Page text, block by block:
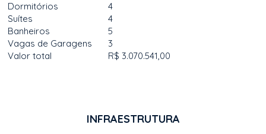
Dormitórios
4
Suítes
4
Banheiros
5
Vagas de Garagens
3
Valor total
R$ 3.070.541,00
INFRAESTRUTURA